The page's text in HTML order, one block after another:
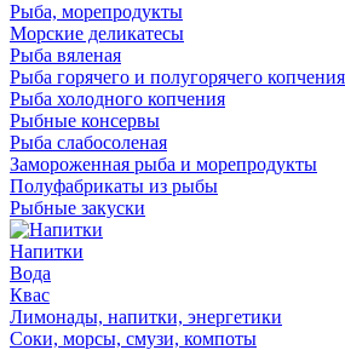
Рыба, морепродукты
Морские деликатесы
Рыба вяленая
Рыба горячего и полугорячего копчения
Рыба холодного копчения
Рыбные консервы
Рыба слабосоленая
Замороженная рыба и морепродукты
Полуфабрикаты из рыбы
Рыбные закуски
Напитки
Вода
Квас
Лимонады, напитки, энергетики
Соки, морсы, смузи, компоты